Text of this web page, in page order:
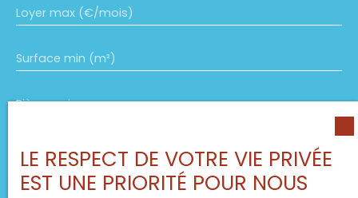
Loyer max (€/mois)
Surface min (m²)
Pièces min
J'accepte le traitement de mes données
personnelles conformément au RGPD. Si vous ne
souhaitez pas faire l'objet de prospection
LE RESPECT DE VOTRE VIE PRIVÉE
EST UNE PRIORITÉ POUR NOUS